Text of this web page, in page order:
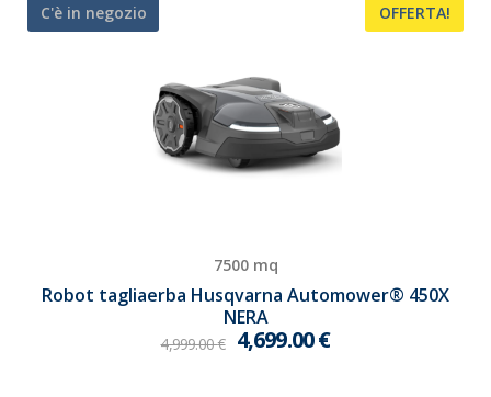
C'è in negozio OFFERTA!
7500 mq
Robot tagliaerba Husqvarna Automower® 450X
NERA
4,999.00€ 4,699.00€